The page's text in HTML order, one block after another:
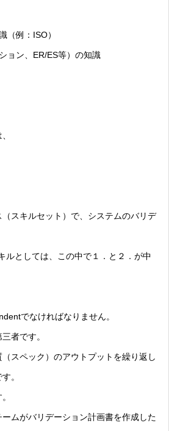
（例：ISO）
ョン、ER/ES等）の知識
スキルセット）で、システムのバリデ
ルとしては、この中で１．と２．が中
でなければなりません。
者です。
スペック）のアウトプットを繰り返し
。
ムがバリデーション計画書を作成した